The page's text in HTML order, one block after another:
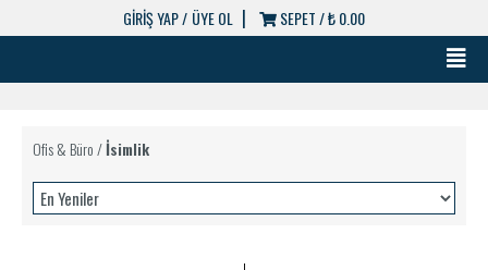
GİRİŞ YAP / ÜYE OL | SEPET /₺ 0.00
Ofis & Büro/İsimlik